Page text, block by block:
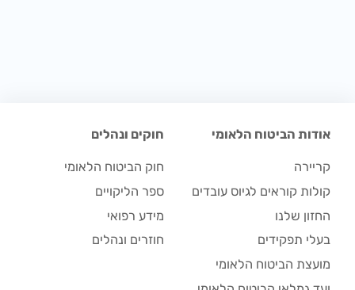
אודות הביטוח הלאומי
קריירה
קולות קוראים לגיוס עובדים
החזון שלנו
בעלי תפקידים
מועצת הביטוח הלאומי
חוקים ונהלים
חוק הביטוח הלאומי
ספר הליקויים
מידע רפואי
חוזרים ונהלים